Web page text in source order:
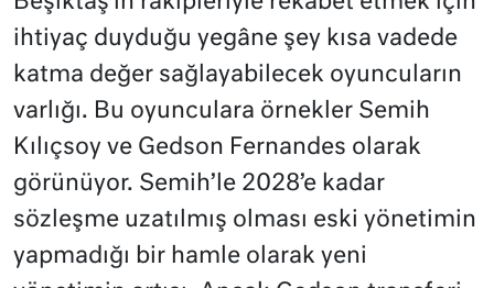
ihtiyaç duyduğu yegâne şey kısa vadede
katma değer sağlayabilecek oyuncuların
varlığı. Bu oyunculara örnekler Semih
Kılıçsoy ve Gedson Fernandes olarak
görünüyor. Semih’le 2028’e kadar
sözleşme uzatılmış olması eski yönetimin
yapmadığı bir hamle olarak yeni